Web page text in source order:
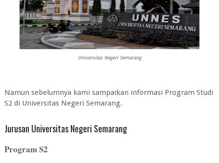
Universitas Negeri Semarang
Namun sebelumnya kami sampaikan informasi Program Studi
S2 di Universitas Negeri Semarang.
Jurusan Universitas Negeri Semarang
Program S2